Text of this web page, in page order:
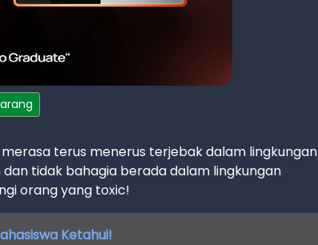
terus menerus terjebak dalam lingkungan
tidak bahagia berada dalam lingkungan
orang yang toxic!
Ketahui!